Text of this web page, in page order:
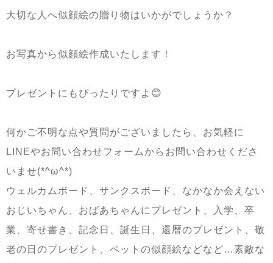
大切な人へ似顔絵の贈り物はいかがでしょうか？
お写真から似顔絵作成いたします！
プレゼントにもぴったりですよ😊
何かご不明な点や質問がございましたら、お気軽に
LINEやお問い合わせフォームからお問い合わせくださ
いませ(*^ω^*)
ウェルカムボード、サンクスボード、なかなか会えない
おじいちゃん、おばあちゃんにプレゼント、入学、卒
業、寄せ書き、記念日、誕生日、還暦のプレゼント、敬
老の日のプレゼント、ペットの似顔絵などなど…素敵な